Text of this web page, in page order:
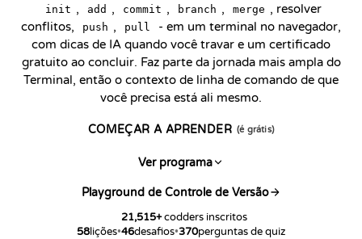
init , add , commit , branch , merge , resolver
conflitos,
push , pull
- em um terminal no navegador,
com dicas de IA quando você travar e um certificado
gratuito ao concluir. Faz parte da jornada mais ampla do
Terminal, então o contexto de linha de comando de que
você precisa está ali mesmo.
COMEÇAR A APRENDER (é grátis)
Ver programa
Playground de Controle de Versão
21,515+codders inscritos
58lições•46desafios•370perguntas de quiz